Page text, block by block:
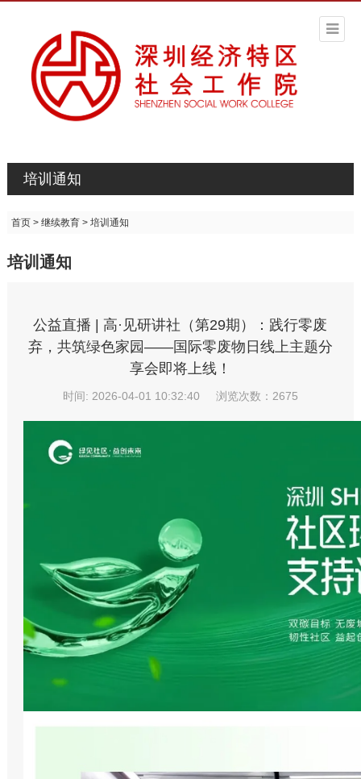
培训通知
首页> 继续教育> 培训通知
培训通知
公益直播 | 高·见研讲社（第29期）：践行零废
弃，共筑绿色家园——国际零废物日线上主题分
享会即将上线！
时间: 2026-04-01 10:32:40 浏览次数：2675